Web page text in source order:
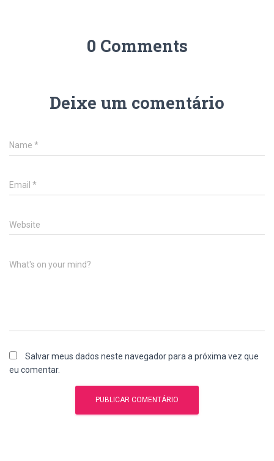
0 Comments
Deixe um comentário
Name *
Email *
Website
What's on your mind?
Salvar meus dados neste navegador para a próxima vez que
eu comentar.